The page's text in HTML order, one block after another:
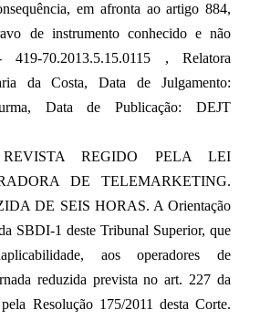
em afronta ao artigo 884,
de instrumento conhecido e não
70.2013.5.15.0115 , Relatora
da Costa, Data de Julgamento:
Data de Publicação: DEJT
REGIDO PELA LEI
DE TELEMARKETING.
DE SEIS HORAS. A Orientação
SBDI-1 deste Tribunal Superior, que
aos operadores de
reduzida prevista no art. 227 da
Resolução 175/2011 desta Corte.